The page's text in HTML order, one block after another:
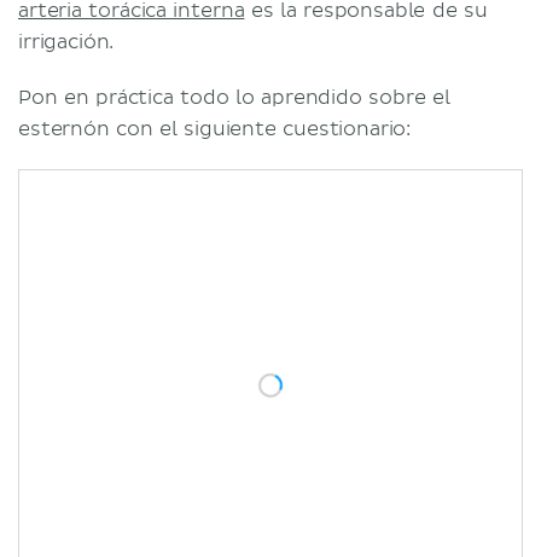
arteria torácica interna es la responsable de su
irrigación.
Pon en práctica todo lo aprendido sobre el
esternón con el siguiente cuestionario: